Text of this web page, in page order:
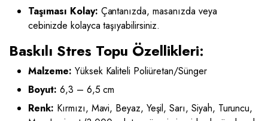
Taşıması Kolay: Çantanızda, masanızda veya
cebinizde kolayca taşıyabilirsiniz.
Baskılı Stres Topu Özellikleri:
Malzeme: Yüksek Kaliteli Poliüretan/Sünger
Boyut: 6,3 – 6,5 cm
Renk: Kırmızı, Mavi, Beyaz, Yeşil, Sarı, Siyah, Turuncu,